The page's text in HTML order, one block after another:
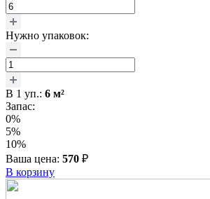
Нужно упаковок:
В 1 уп.: 6 м²
Запас:
0%
5%
10%
Ваша цена: 570 ₽
В корзину